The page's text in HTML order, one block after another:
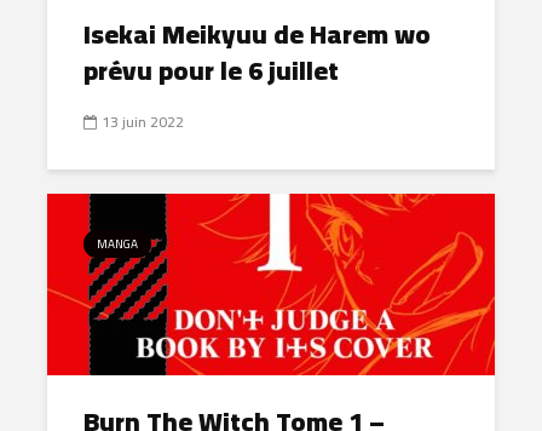
Isekai Meikyuu de Harem wo
prévu pour le 6 juillet
13 juin 2022
MANGA